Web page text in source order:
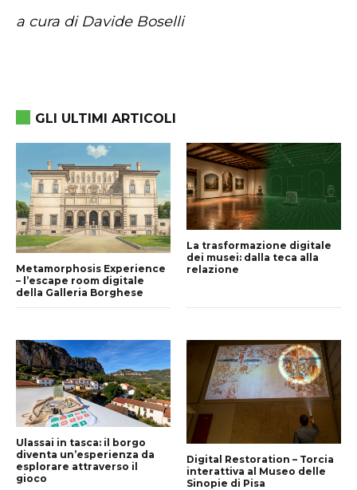
a cura di Davide Boselli
GLI ULTIMI ARTICOLI
Metamorphosis Experience
– l’escape room digitale
della Galleria Borghese
La trasformazione digitale
dei musei: dalla teca alla
relazione
Ulassai in tasca: il borgo
diventa un’esperienza da
esplorare attraverso il
gioco
Digital Restoration – Torcia
interattiva al Museo delle
Sinopie di Pisa